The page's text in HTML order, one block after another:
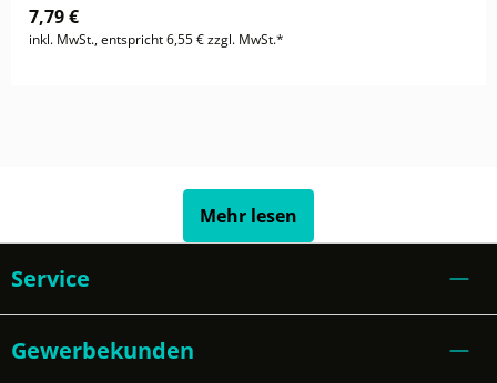
7,79 €
inkl. MwSt., entspricht 6,55 € zzgl. MwSt.*
Mehr lesen
Service
Gewerbekunden